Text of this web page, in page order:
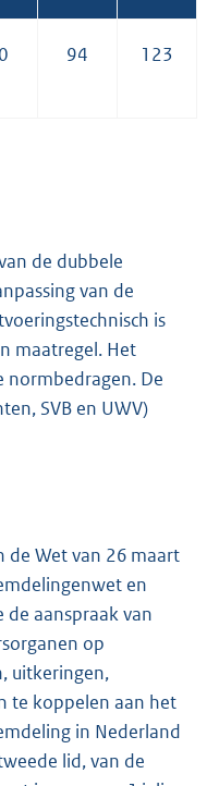
94 123
de dubbele
van de
is
maatregel. Het
normbedragen. De
SVB en UWV)
de Wet van 26 maart
en
aanspraak van
op
uitkeringen,
te koppelen aan het
in Nederland
lid, van de